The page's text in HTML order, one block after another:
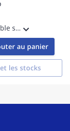
Lave-vaisselle intégrable sous-plan, Inox Anti-trace, hauteur 82 cm, 2 paniers - 13 couverts, Moteur inverter 2.0, Bandeau de commande tactile noir, Cuve et porte inox - PROGRAMMES / FONCTIONS : 11 programmes dont : Hygiène 99,9%, Rapide 27
au panier
les stocks